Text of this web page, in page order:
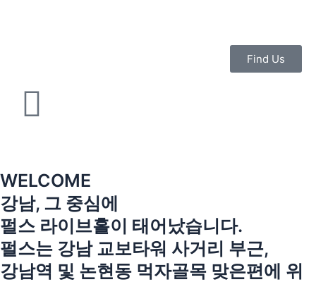
Find Us
WELCOME
강남, 그 중심에
펄스 라이브홀이 태어났습니다.
펄스는 강남 교보타워 사거리 부근,
강남역 및 논현동 먹자골목 맞은편에 위